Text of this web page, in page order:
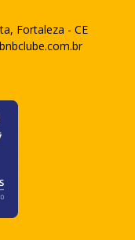
Fortaleza - CE